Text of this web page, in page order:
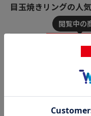
目玉焼きリングの人
まんまる目玉